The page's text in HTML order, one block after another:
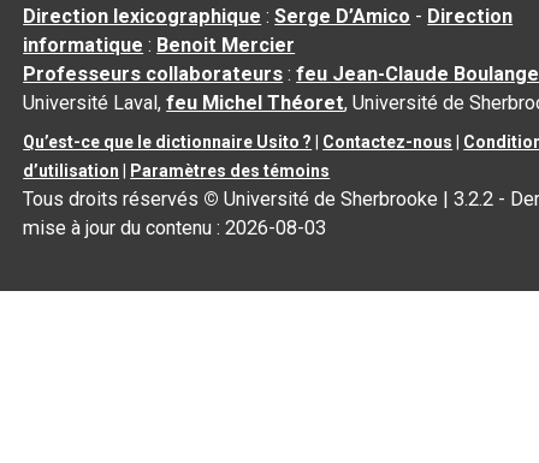
Direction lexicographique :Serge D’Amico - Direction
informatique : Benoit Mercier
Professeurs collaborateurs :feu Jean-Claude
Université Laval,feu Michel Théoret, Université de
Qu’est-ce que le dictionnaire Usito ? Contactez-nous
d’utilisation
Paramètres des témoins
Tous droits réservés © Université de Sherbrooke |3.2.2 -
mise à jour du contenu :2026-08-03